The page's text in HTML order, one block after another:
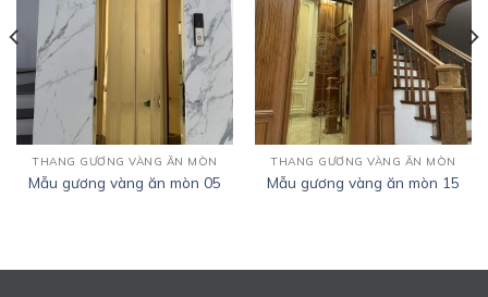
THANG GƯƠNG VÀNG ĂN MÒN
Mẫu gương vàng ăn mòn 05
THANG GƯƠNG VÀNG ĂN MÒN
Mẫu gương vàng ăn mòn 15